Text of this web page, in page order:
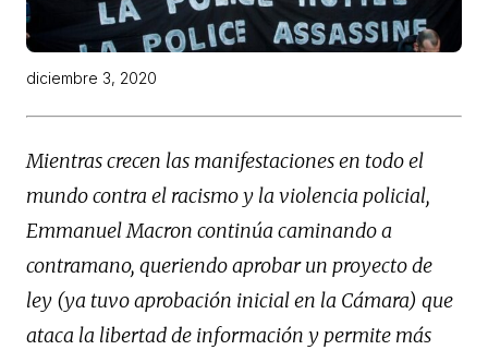
diciembre 3, 2020
Mientras crecen las manifestaciones en todo el
mundo contra el racismo y la violencia policial,
Emmanuel Macron continúa caminando a
contramano, queriendo aprobar un proyecto de
ley (ya tuvo aprobación inicial en la Cámara) que
ataca la libertad de información y permite más